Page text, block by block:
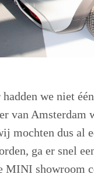
we niet
van Amsterdam
mochten dus al
ga er snel
MINI showroom